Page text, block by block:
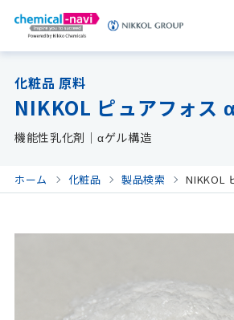
化粧品 原料
NIKKOL ピュアフォス
機能性乳化剤｜αゲル構造
ホーム 化粧品 製品検索 NIKKOL